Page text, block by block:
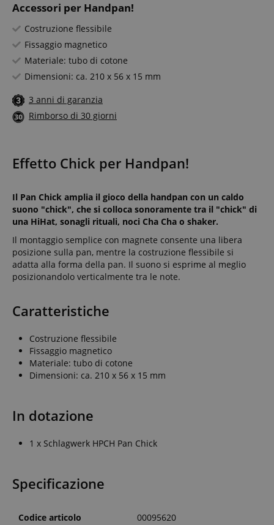
Accessori per Handpan!
Costruzione flessibile
Fissaggio magnetico
Materiale: tubo di cotone
Dimensioni: ca. 210 x 56 x 15 mm
3 anni di garanzia
Rimborso di 30 giorni
Effetto Chick per Handpan!
Il Pan Chick amplia il gioco della handpan con un caldo
suono "chick", che si colloca sonoramente tra il "chick" di
una HiHat, sonagli rituali, noci Cha Cha o shaker.
Il montaggio semplice con magnete consente una libera
posizione sulla pan, mentre la costruzione flessibile si
adatta alla forma della pan. Il suono si esprime al meglio
posizionandolo verticalmente tra le note.
Caratteristiche
Costruzione flessibile
Fissaggio magnetico
Materiale: tubo di cotone
Dimensioni: ca. 210 x 56 x 15 mm
In dotazione
1 x Schlagwerk HPCH Pan Chick
Specificazione
Codice articolo 00095620